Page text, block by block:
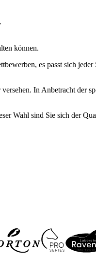
können.
es passt sich
In Anbetracht der
Wahl sind Sie sich der